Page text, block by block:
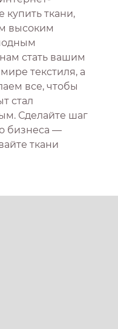
купить ткани,
высоким
стать вашим
текстиля, а
все, чтобы
стал
Сделайте шаг
бизнеса —
ткани